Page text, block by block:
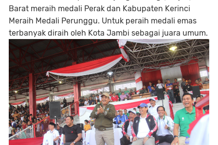
Barat meraih medali Perak dan Kabupaten Kerinci
Meraih Medali Perunggu. Untuk peraih medali emas
terbanyak diraih oleh Kota Jambi sebagai juara umum.